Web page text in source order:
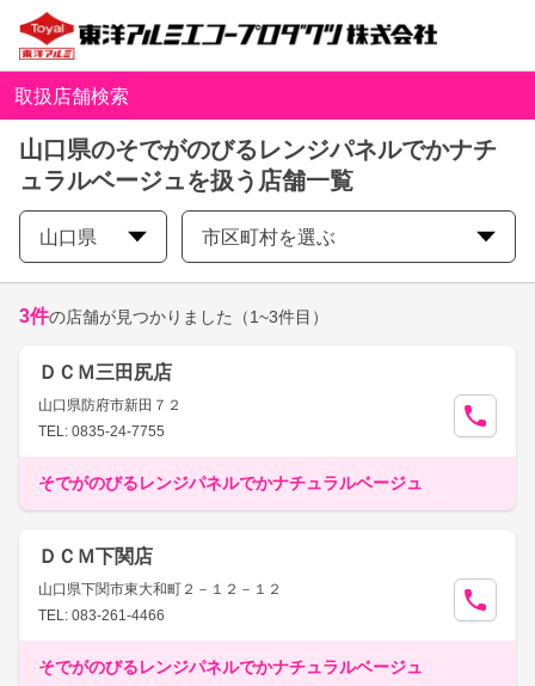
取扱店舗検索
山口県のそでがのびるレンジパネルでかナチ
ュラルベージュを扱う店舗一覧
山口県 市区町村を選ぶ
3件の店舗が見つかりました （1~3件目）
ＤＣＭ三田尻店
山口県防府市新田７２
TEL: 0835-24-7755
そでがのびるレンジパネルでかナチュラルベージュ
ＤＣＭ下関店
山口県下関市東大和町２－１２－１２
TEL: 083-261-4466
そでがのびるレンジパネルでかナチュラルベージュ